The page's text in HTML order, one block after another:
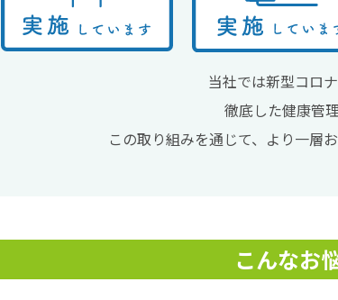
当社では新型コロ
徹底した健康管
この取り組みを通じて、より一層
こんなお